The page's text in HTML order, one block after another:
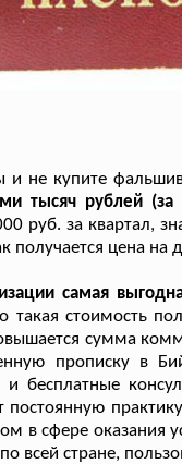
и не купите
тысяч рублей
руб. за квартал,
получается цена на
самая
стоимость
сумма
прописку в
бесплатные
постоянную
в сфере оказания
всей стране,